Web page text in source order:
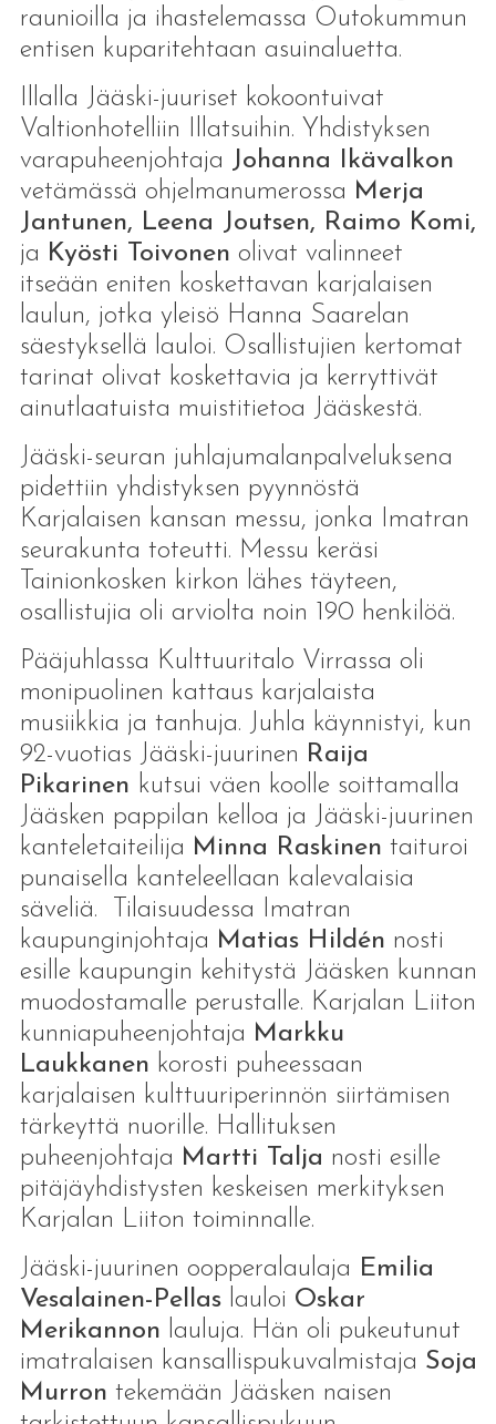
raunioilla ja ihastelemassa Outokummun
entisen kuparitehtaan asuinaluetta.
Illalla Jääski-juuriset kokoontuivat
Valtionhotelliin Illatsuihin. Yhdistyksen
varapuheenjohtaja Johanna Ikävalkon
vetämässä ohjelmanumerossa Merja
Jantunen, Leena Joutsen, Raimo Komi,
ja Kyösti Toivonen olivat valinneet
itseään eniten koskettavan karjalaisen
laulun, jotka yleisö Hanna Saarelan
säestyksellä lauloi. Osallistujien kertomat
tarinat olivat koskettavia ja kerryttivät
ainutlaatuista muistitietoa Jääskestä.
Jääski-seuran juhlajumalanpalveluksena
pidettiin yhdistyksen pyynnöstä
Karjalaisen kansan messu, jonka Imatran
seurakunta toteutti. Messu keräsi
Tainionkosken kirkon lähes täyteen,
osallistujia oli arviolta noin 190 henkilöä.
Pääjuhlassa Kulttuuritalo Virrassa oli
monipuolinen kattaus karjalaista
musiikkia ja tanhuja. Juhla käynnistyi, kun
92-vuotias Jääski-juurinen Raija
Pikarinen kutsui väen koolle soittamalla
Jääsken pappilan kelloa ja Jääski-juurinen
kanteletaiteilija Minna Raskinen taituroi
punaisella kanteleellaan kalevalaisia
säveliä. Tilaisuudessa Imatran
kaupunginjohtaja Matias Hildén nosti
esille kaupungin kehitystä Jääsken kunnan
muodostamalle perustalle. Karjalan Liiton
kunniapuheenjohtaja Markku
Laukkanen korosti puheessaan
karjalaisen kulttuuriperinnön siirtämisen
tärkeyttä nuorille. Hallituksen
puheenjohtaja Martti Talja nosti esille
pitäjäyhdistysten keskeisen merkityksen
Karjalan Liiton toiminnalle.
Jääski-juurinen oopperalaulaja Emilia
Vesalainen-Pellaslauloi Oskar
Merikannon lauluja. Hän oli pukeutunut
imatralaisen kansallispukuvalmistaja Soja
Murron tekemään Jääsken naisen